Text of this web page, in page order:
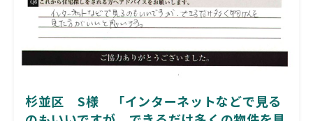
杉並区 S様 「インターネットなどで見る